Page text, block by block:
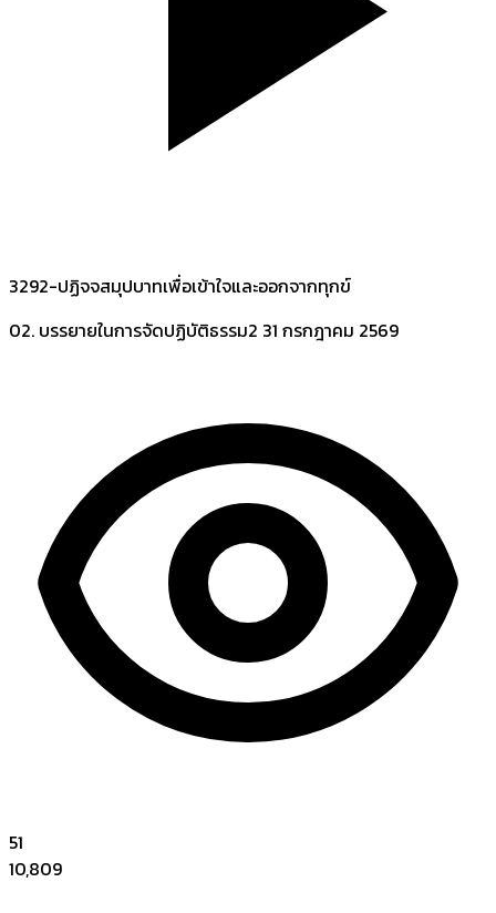
3292-ปฏิจจสมุปบาทเพื่อเข้าใจและออกจากทุกข์
02. บรรยายในการจัดปฏิบัติธรรม2 31 กรกฎาคม 2569
51
10,809